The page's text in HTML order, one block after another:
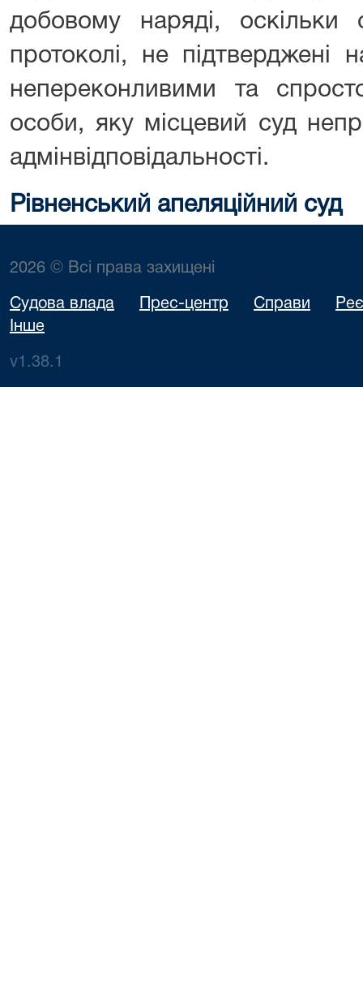
добовому наряді, оскільки
протоколі, не
непереконливими та
особи, яку місцевий суд
адмінвідповідальності.
Рівненський апеляційний суд
2026 © Всі права захищені
Судова влада Прес-центр Справи
Інше
v1.38.1